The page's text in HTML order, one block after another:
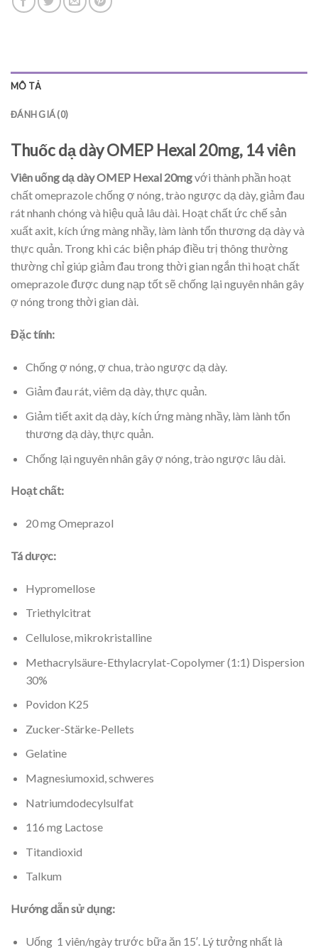
MÔ TẢ
ĐÁNH GIÁ (0)
Thuốc dạ dày OMEP Hexal 20mg, 14 viên
Viên uống dạ dày OMEP Hexal 20mgvới thành phần hoạt
chất omeprazole chống ợ nóng, trào ngược dạ dày, giảm đau
rát nhanh chóng và hiệu quả lâu dài. Hoạt chất ức chế sản
xuất axit, kích ứng màng nhầy, làm lành tổn thương dạ dày và
thực quản. Trong khi các biện pháp điều trị thông thường
thường chỉ giúp giảm đau trong thời gian ngắn thì hoạt chất
omeprazole được dung nạp tốt sẽ chống lại nguyên nhân gây
ợ nóng trong thời gian dài.
Đặc tính:
Chống ợ nóng, ợ chua, trào ngược dạ dày.
Giảm đau rát, viêm dạ dày, thực quản.
Giảm tiết axit dạ dày, kích ứng màng nhầy, làm lành tổn
thương dạ dày, thực quản.
Chống lại nguyên nhân gây ợ nóng, trào ngược lâu dài.
Hoạt chất:
20 mg Omeprazol
Tá dược:
Hypromellose
Triethylcitrat
Cellulose, mikrokristalline
Methacrylsäure-Ethylacrylat-Copolymer (1:1) Dispersion
30%
Povidon K25
Zucker-Stärke-Pellets
Gelatine
Magnesiumoxid, schweres
Natriumdodecylsulfat
116 mg Lactose
Titandioxid
Talkum
Hướng dẫn sử dụng:
Uống 1 viên/ngày trước bữa ăn 15′. Lý tưởng nhất là